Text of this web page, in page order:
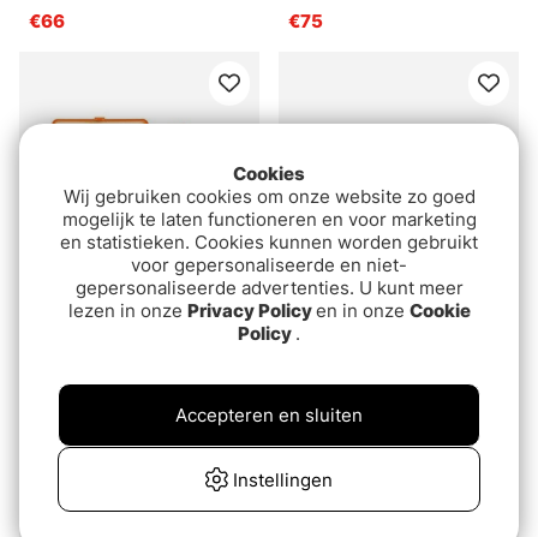
€66
€75
"Frödin 8 Great Flies for
"Frödin BTT Nobody
Series Nasty Banana"
€9.50
Cookies
Wij gebruiken cookies om onze website zo goed
mogelijk te laten functioneren en voor marketing
en statistieken. Cookies kunnen worden gebruikt
voor gepersonaliseerde en niet-
gepersonaliseerde advertenties. U kunt meer
lezen in onze Privacy Policyen in onze Cookie
Policy .
Instellingen
Accepteren en sluiten